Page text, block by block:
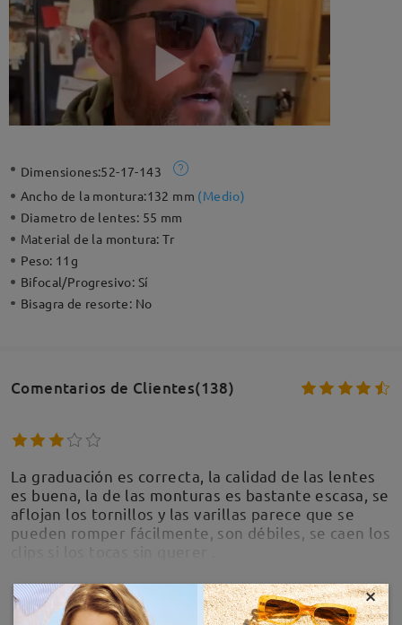
Dimensiones:52-17-143
Ancho de la montura:132 mm (Medio)
Diametro de lentes: 55 mm
Material de la montura:Tr
Peso: 11g
Bifocal/Progresivo: Sí
Bisagra de resorte: No
Comentarios de Clientes(138)
La graduación es correcta, la calidad de las lentes
es buena, la de las monturas es bastante escasa, se
aflojan los tornillos y las varillas parece que se
pueden romper fácilmente, son débiles, se caen los
MOSTRAR MÁS
×